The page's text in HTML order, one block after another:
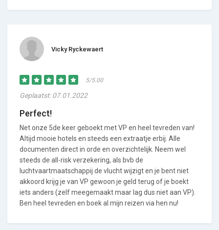
Vicky Ryckewaert
5/5.00
Geplaatst: 07.01.2022
Perfect!
Net onze 5de keer geboekt met VP en heel tevreden van!
Altijd mooie hotels en steeds een extraatje erbij. Alle
documenten direct in orde en overzichtelijk. Neem wel
steeds de all-risk verzekering, als bvb de
luchtvaartmaatschappij de vlucht wijzigt en je bent niet
akkoord krijg je van VP gewoon je geld terug of je boekt
iets anders (zelf meegemaakt maar lag dus niet aan VP).
Ben heel tevreden en boek al mijn reizen via hen nu!